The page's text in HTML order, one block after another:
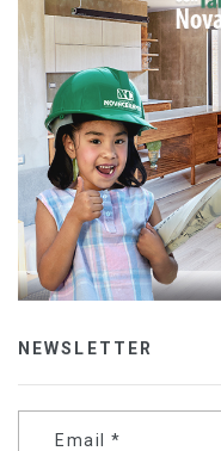
NEWSLETTER
Email *